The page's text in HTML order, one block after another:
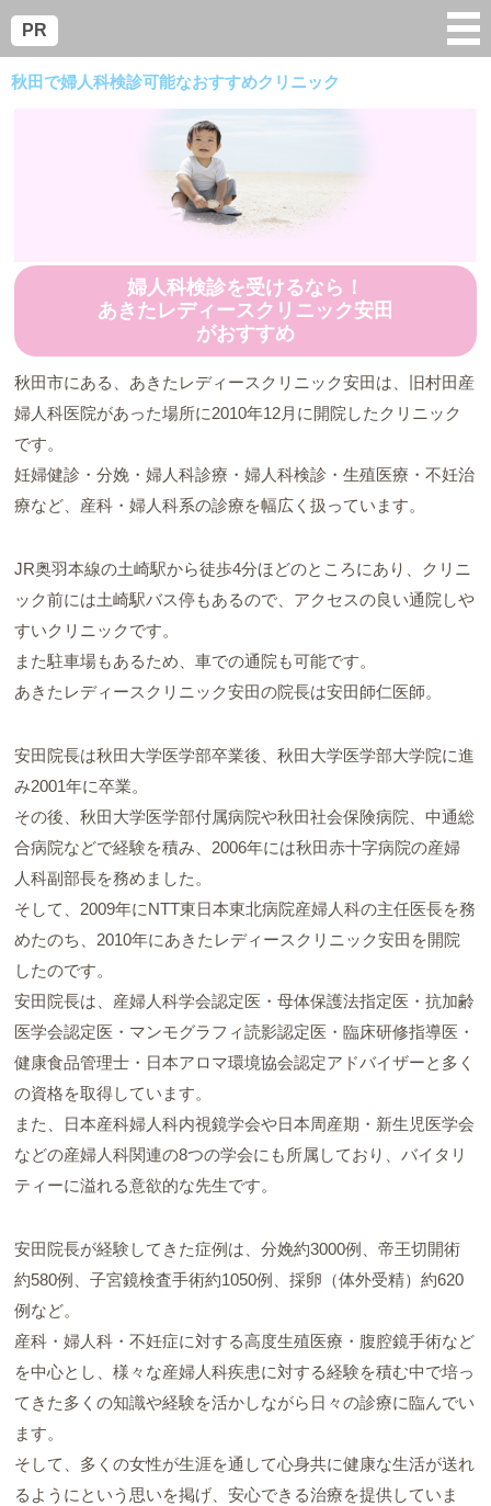
秋田で婦人科検診可能なおすすめクリニック
PR
menu
婦人科検診を受けるなら！
あきたレディースクリニック安田
がおすすめ
秋田市にある、あきたレディースクリニック安田は、旧村田産
婦人科医院があった場所に2010年12月に開院したクリニック
です。
妊婦健診・分娩・婦人科診療・婦人科検診・生殖医療・不妊治
療など、産科・婦人科系の診療を幅広く扱っています。
JR奥羽本線の土崎駅から徒歩4分ほどのところにあり、クリニ
ック前には土崎駅バス停もあるので、アクセスの良い通院しや
すいクリニックです。
また駐車場もあるため、車での通院も可能です。
あきたレディースクリニック安田の院長は安田師仁医師。
安田院長は秋田大学医学部卒業後、秋田大学医学部大学院に進
み2001年に卒業。
その後、秋田大学医学部付属病院や秋田社会保険病院、中通総
合病院などで経験を積み、2006年には秋田赤十字病院の産婦
人科副部長を務めました。
そして、2009年にNTT東日本東北病院産婦人科の主任医長を務
めたのち、2010年にあきたレディースクリニック安田を開院
したのです。
安田院長は、産婦人科学会認定医・母体保護法指定医・抗加齢
医学会認定医・マンモグラフィ読影認定医・臨床研修指導医・
健康食品管理士・日本アロマ環境協会認定アドバイザーと多く
の資格を取得しています。
また、日本産科婦人科内視鏡学会や日本周産期・新生児医学会
などの産婦人科関連の8つの学会にも所属しており、バイタリ
ティーに溢れる意欲的な先生です。
安田院長が経験してきた症例は、分娩約3000例、帝王切開術
約580例、子宮鏡検査手術約1050例、採卵（体外受精）約620
例など。
産科・婦人科・不妊症に対する高度生殖医療・腹腔鏡手術など
を中心とし、様々な産婦人科疾患に対する経験を積む中で培っ
てきた多くの知識や経験を活かしながら日々の診療に臨んでい
ます。
そして、多くの女性が生涯を通して心身共に健康な生活が送れ
るようにという思いを掲げ、安心できる治療を提供していま